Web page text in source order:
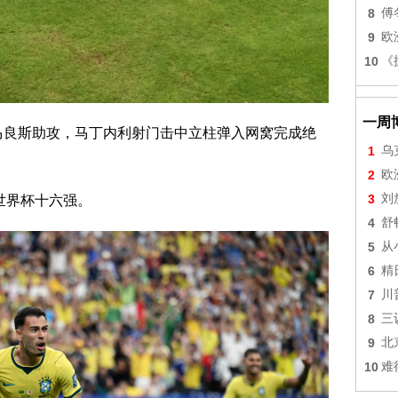
斯助攻，马丁内利射门击中立柱弹入网窝完成绝
杯十六强。
8 傅
9 欧
10
一周
1 乌
2 欧
3 刘
4 舒
5 从
6 精
7 川
8 三
9 北
10 难